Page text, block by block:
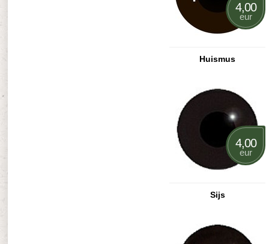
Huismus
4,00
eur
Sijs
4,00
eur